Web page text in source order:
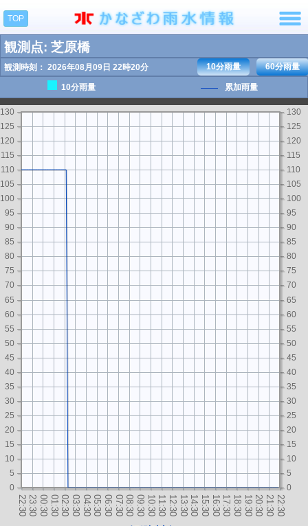
TOP
観測点: 芝原橋
観測時刻： 2026年08月09日 22時20分 60分雨量
10分雨量
10分雨量 累加雨量
0
5
10
15
20
25
30
35
40
45
50
55
60
65
70
75
80
85
90
95
100
105
110
115
120
125
130
0
5
10
15
20
25
30
35
40
45
50
55
60
65
70
75
80
85
90
95
100
105
110
115
120
125
130